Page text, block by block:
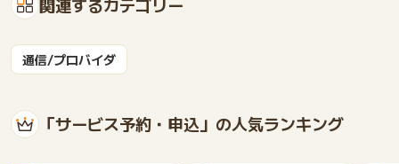
関連するカテゴリー
通信/プロバイダ
「サービス予約・申込」の人気ランキング